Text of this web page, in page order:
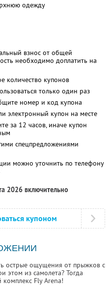
одежду
взнос от общей
необходимо доплатить на
количество купонов
только один раз
номер и код купона
электронный купон на месте
за 12 часов, иначе купон
спецпредложениями
можно уточнить по телефону
2026 включительно
купоном
острые ощущения от прыжков с
этом из самолета? Тогда
Fly Arena!